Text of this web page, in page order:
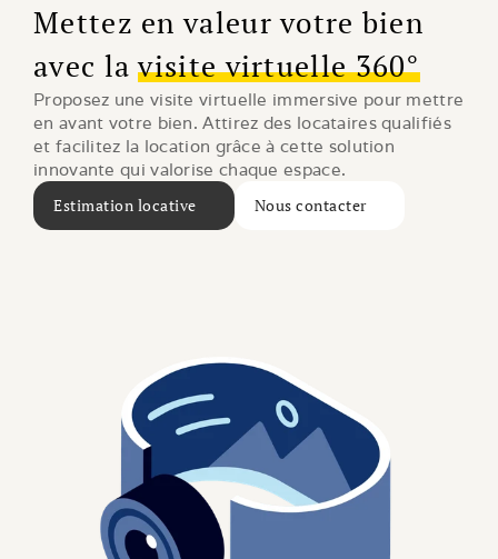
Mettez en valeur votre bien
avec lavisite virtuelle 360°
Proposez une visite virtuelle immersive pour mettre
en avant votre bien. Attirez des locataires qualifiés
et facilitez la location grâce à cette solution
innovante qui valorise chaque espace.
Estimation locative
Nous contacter